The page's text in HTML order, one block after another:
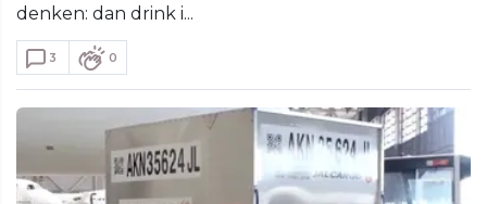
denken: dan drink i...
3 0